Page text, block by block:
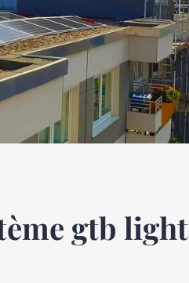
gtb light